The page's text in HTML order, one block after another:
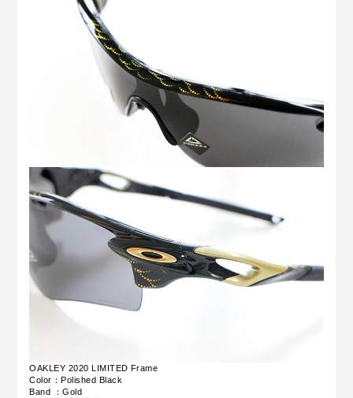
OAKLEY 2020 LIMITEDFrame
Color：Polished Black
Band ：Gold